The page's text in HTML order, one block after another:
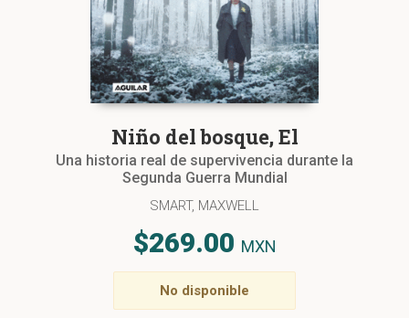
Niño del bosque, El
Una historia real de supervivencia durante la
Segunda Guerra Mundial
SMART, MAXWELL
$269.00 MXN
No disponible